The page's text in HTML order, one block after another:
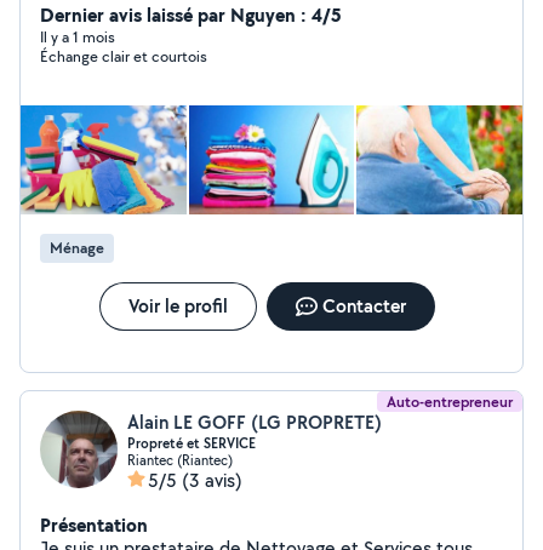
Compagnie Secteur : Lanester et alentours Paiement :
cesu ou autres
Dernier avis laissé par Nguyen : 4/5
Il y a 1 mois
Échange clair et courtois
Ménage
Voir le profil Contacter
Auto-entrepreneur
Alain LE GOFF (LG PROPRETE)
Propreté et SERVICE
Riantec (Riantec)
5/5 (3 avis)
Présentation